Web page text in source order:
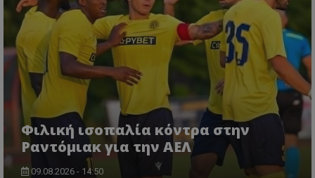
Φιλική ισοπαλία κόντρα στην
Ραντόμιακ για την ΑΕΛ
09.08.2026 - 14:50